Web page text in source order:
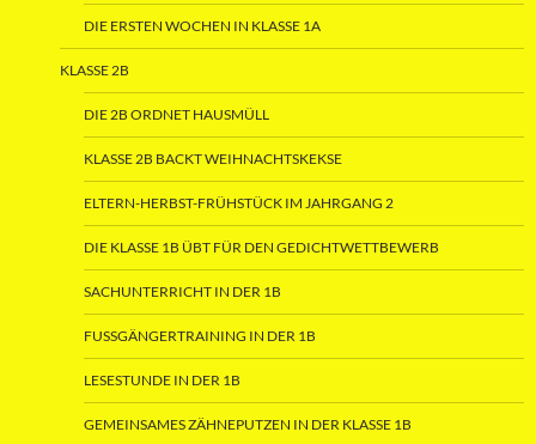
DIE ERSTEN WOCHEN IN KLASSE 1A
KLASSE 2B
DIE 2B ORDNET HAUSMÜLL
KLASSE 2B BACKT WEIHNACHTSKEKSE
ELTERN-HERBST-FRÜHSTÜCK IM JAHRGANG 2
DIE KLASSE 1B ÜBT FÜR DEN GEDICHTWETTBEWERB
SACHUNTERRICHT IN DER 1B
FUSSGÄNGERTRAINING IN DER 1B
LESESTUNDE IN DER 1B
GEMEINSAMES ZÄHNEPUTZEN IN DER KLASSE 1B